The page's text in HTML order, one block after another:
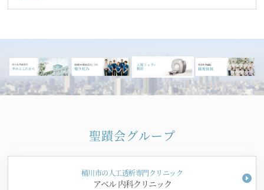
聖蹟会グループ
桶川市の人工透析専門クリニック
アベル 内科クリニック